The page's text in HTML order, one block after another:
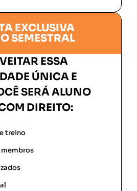
EXCLUSIVA
SEMESTRAL
ESSA
ÚNICA E
SERÁ ALUNO
DIREITO:
treino
membros